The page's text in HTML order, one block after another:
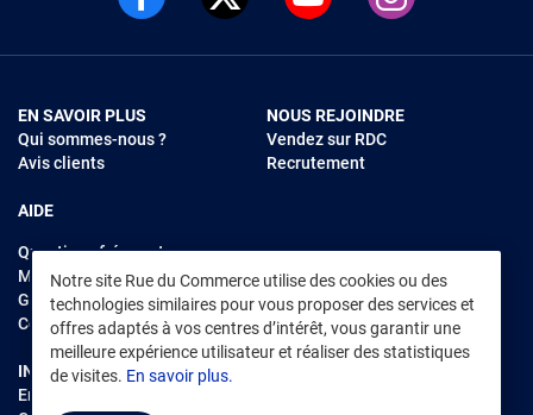
Notre site Rue du Commerce utilise des cookies ou des
technologies similaires pour vous proposer des services et
offres adaptés à vos centres d’intérêt, vous garantir une
meilleure expérience utilisateur et réaliser des statistiques
de visites. En savoir plus.
EN SAVOIR PLUS
Qui sommes-nous ?
Avis clients
AIDE
Questions fréquentes
Modes de règlements
Garantie et retours
Contacter Rue du Commerce
NOUS REJOINDRE
Vendez sur RDC
Recrutement
INFORMATIONS LÉGALES
Environnement